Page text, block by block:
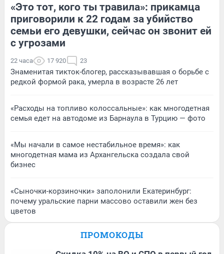
«Это тот, кого ты травила»: прикамца
приговорили к 22 годам за убийство
семьи его девушки, сейчас он звонит ей
с угрозами
22 часа 17 920 23
Знаменитая тикток-блогер, рассказывавшая о борьбе с
редкой формой рака, умерла в возрасте 26 лет
«Расходы на топливо колоссальные»: как многодетная
семья едет на автодоме из Барнаула в Турцию — фото
«Мы начали в самое нестабильное время»: как
многодетная мама из Архангельска создала свой
бизнес
«Сыночки-корзиночки» заполонили Екатеринбург:
почему уральские парни массово оставили жен без
цветов
ПРОМОКОДЫ